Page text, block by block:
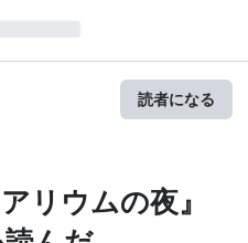
読者になる
リウムの夜』